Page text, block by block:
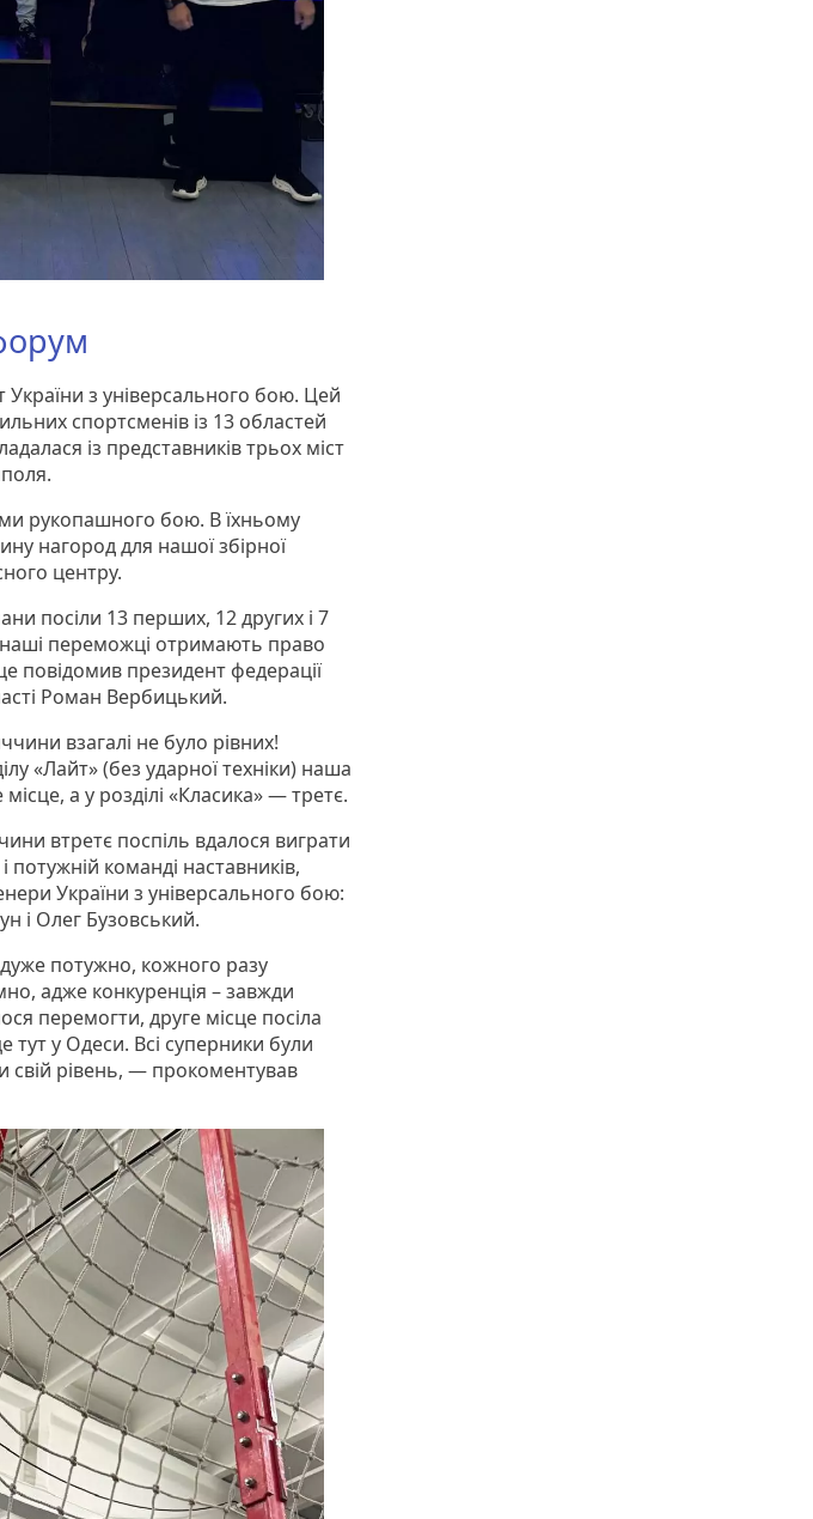
України з універсального бою. Цей
спортсменів із 13 областей
із представників трьох міст
рукопашного бою. В їхньому
нагород для нашої збірної
центру.
посіли 13 перших, 12 других і 7
переможці отримають право
повідомив президент федерації
Роман Вербицький.
взагалі не було рівних!
«Лайт» (без ударної техніки) наша
а у розділі «Класика» — третє.
втретє поспіль вдалося виграти
потужній команді наставників,
України з універсального бою:
і Олег Бузовський.
потужно, кожного разу
адже конкуренція – завжди
перемогти, друге місце посіла
тут у Одеси. Всі суперники були
свій рівень, — прокоментував